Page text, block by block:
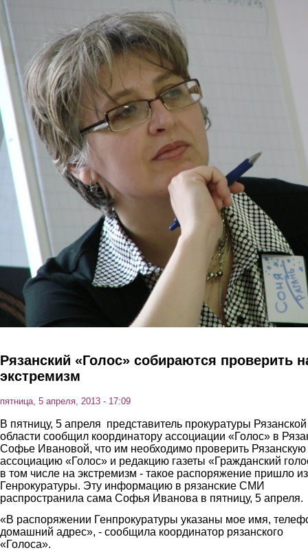
Перейти к основному содержанию
Рязанский «Голос» собираются проверить
экстремизм
пятница, 5 апреля, 2013 - 17:09
В пятницу, 5 апреля представитель прокуратуры Рязанской
области сообщил координатору ассоциации «Голос» в
Софье Ивановой, что им необходимо проверить Рязанскую
ассоциацию «Голос» и редакцию газеты «Гражданский
в том числе на экстремизм - такое распоряжение пришло из
Генрокуратуры. Эту информацию в рязанские СМИ
распространила сама Софья Иванова в пятницу, 5 апреля.
«В распоряжении Генпрокуратуры указаны мое имя,
домашний адрес», - сообщила координатор рязанского
«Голоса».